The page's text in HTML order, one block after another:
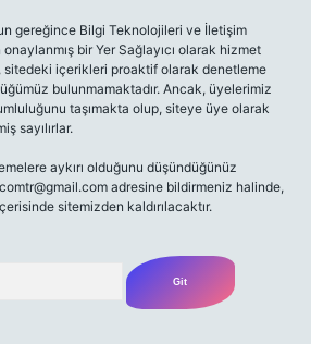
gereğince Bilgi Teknolojileri ve İletişim
bir Yer Sağlayıcı olarak hizmet
sitedeki içerikleri proaktif olarak denetleme
bulunmamaktadır. Ancak, üyelerimiz
taşımakta olup, siteye üye olarak
sayılırlar.
aykırı olduğunu düşündüğünüz
adresine bildirmeniz halinde,
sitemizden kaldırılacaktır.